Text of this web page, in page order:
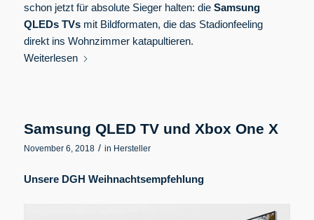
schon jetzt für absolute Sieger halten: die Samsung
QLEDs TVsmit Bildformaten, die das Stadionfeeling
direkt ins Wohnzimmer katapultieren.
Weiterlesen
Samsung QLED TV und Xbox One X
November 6, 2018 / in Hersteller
Unsere DGH Weihnachtsempfehlung